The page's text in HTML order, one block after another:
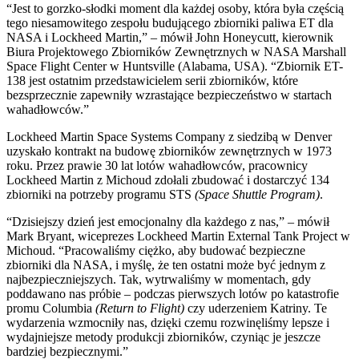
“Jest to gorzko-słodki moment dla każdej osoby, która była częścią
tego niesamowitego zespołu budującego zbiorniki paliwa ET dla
NASA i Lockheed Martin,” – mówił John Honeycutt, kierownik
Biura Projektowego Zbiorników Zewnętrznych w NASA Marshall
Space Flight Center w Huntsville (Alabama, USA). “Zbiornik ET-
138 jest ostatnim przedstawicielem serii zbiorników, które
bezsprzecznie zapewniły wzrastające bezpieczeństwo w startach
wahadłowców.”
Lockheed Martin Space Systems Company z siedzibą w Denver
uzyskało kontrakt na budowę zbiorników zewnętrznych w 1973
roku. Przez prawie 30 lat lotów wahadłowców, pracownicy
Lockheed Martin z Michoud zdołali zbudować i dostarczyć 134
zbiorniki na potrzeby programu STS (Space Shuttle Program).
“Dzisiejszy dzień jest emocjonalny dla każdego z nas,” – mówił
Mark Bryant, wiceprezes Lockheed Martin External Tank Project w
Michoud. “Pracowaliśmy ciężko, aby budować bezpieczne
zbiorniki dla NASA, i myślę, że ten ostatni może być jednym z
najbezpieczniejszych. Tak, wytrwaliśmy w momentach, gdy
poddawano nas próbie – podczas pierwszych lotów po katastrofie
promu Columbia (Return to Flight) czy uderzeniem Katriny. Te
wydarzenia wzmocniły nas, dzięki czemu rozwinęliśmy lepsze i
wydajniejsze metody produkcji zbiorników, czyniąc je jeszcze
bardziej bezpiecznymi.”